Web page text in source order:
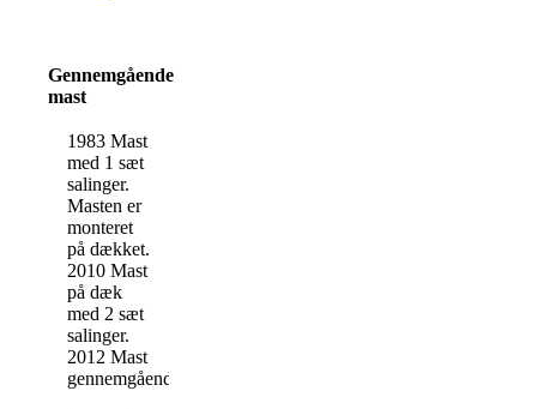
Gennemgående
mast
1983 Mast
med 1 sæt
salinger.
Masten er
monteret
på dækket.
2010 Mast
på dæk
med 2 sæt
salinger.
2012 Mast
gennemgående.